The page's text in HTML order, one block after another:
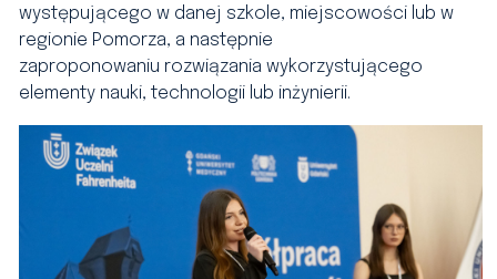
występującego w danej szkole, miejscowości lub w
regionie Pomorza, a następnie
zaproponowaniu rozwiązania wykorzystującego
elementy nauki, technologii lub inżynierii.